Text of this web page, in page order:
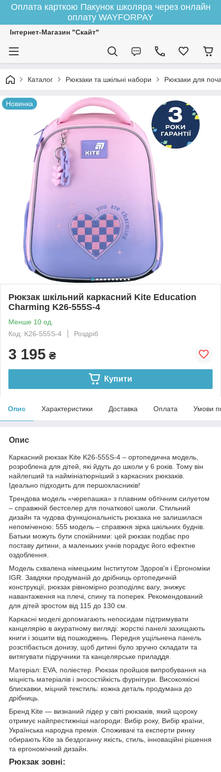
Оплата карткою Пакунок школяра через онлайн
оплату WAYFORPAY
Інтернет-Магазин "Скайт"
Каталог Рюкзаки та шкільні набори Рюкзаки для
Новинка
Рюкзак шкільний каркасний Kite Education
Charming K26-555S-4
Менше 10 од.
Код: K26-555S-4
Роздріб
3 195 ₴
Купити
Опис Характеристики Доставка Оплата Умови
Опис
Каркасний рюкзак Kite K26-555S-4 – ортопедична модель,
розроблена для дітей, які йдуть до школи у 6 років. Тому він
найлегший та наймініатюрніший з каркасних рюкзаків.
Ідеально підходить для першокласників!
Трендова модель «черепашка» з плавним обтічним силуетом
– справжній бестселер для початкової школи. Стильний
дизайн та чудова функціональність рюкзака не залишилася
непоміченою: 555 модель – справжня зірка шкільних буднів.
Батьки можуть бути спокійними: цей рюкзак подбає про
поставу дитини, а маленьких учнів порадує його ефектне
оздоблення.
Модель схвалена німецьким Інститутом Здоров'я і Ергономіки
IGR. Завдяки продуманій до дрібниць ортопедичній
конструкції, рюкзак рівномірно розподіляє вагу, знижує
навантаження на плечі, спину та поперек. Рекомендований
для дітей зростом від 115 до 130 см.
Каркасні моделі допомагають непосидам підтримувати
канцелярію в акуратному вигляді: жорсткі панелі захищають
книги і зошити від пошкоджень. Передня ущільнена панель
розстібається донизу, щоб дитині було зручно складати та
витягувати підручники та канцелярське приладдя.
Матеріал: EVA, поліестер. Рюкзак пройшов випробування на
міцність матеріалів і зносостійкість фурнітури. Високоякісні
блискавки, міцний текстиль: кожна деталь продумана до
дрібниць.
Бренд Kite — визнаний лідер у світі рюкзаків, який щороку
отримує найпрестижніші нагороди: Вибір року, Вибір країни,
Українська народна премія. Споживачі та експерти ринку
обирають Kite за бездоганну якість, стиль, інноваційні рішення
та ергономічний дизайн.
Рюкзак зовні: